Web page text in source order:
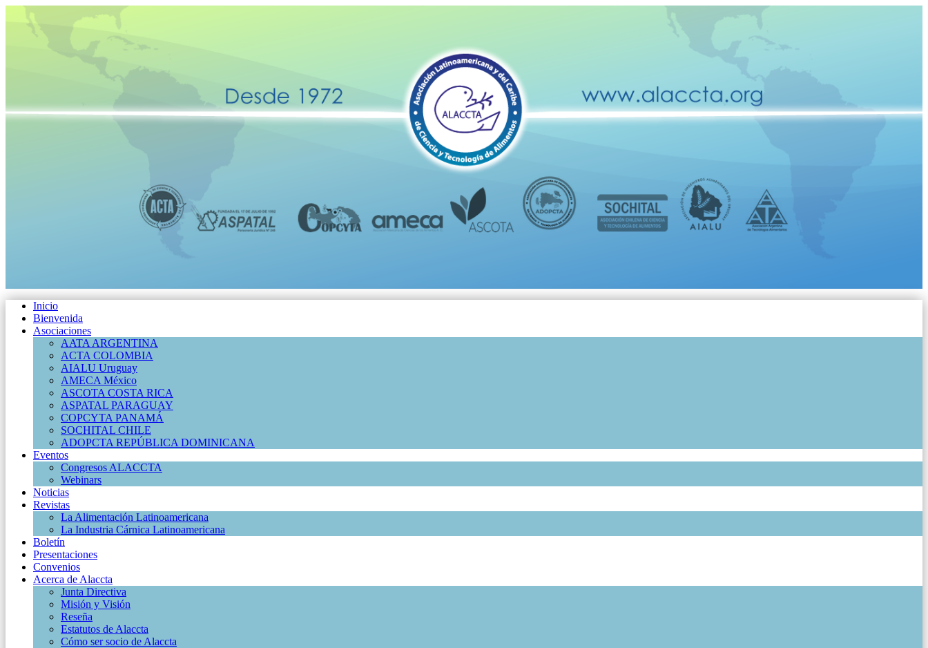
Inicio
Bienvenida
Asociaciones
AATA ARGENTINA
ACTA COLOMBIA
AIALU Uruguay
AMECA México
ASCOTA COSTA RICA
ASPATAL PARAGUAY
COPCYTA PANAMÁ
SOCHITAL CHILE
ADOPCTA REPÚBLICA DOMINICANA
Eventos
Congresos ALACCTA
Webinars
Noticias
Revistas
La Alimentación Latinoamericana
La Industria Cárnica Latinoamericana
Boletín
Presentaciones
Convenios
Acerca de Alaccta
Junta Directiva
Misión y Visión
Reseña
Estatutos de Alaccta
Cómo ser socio de Alaccta